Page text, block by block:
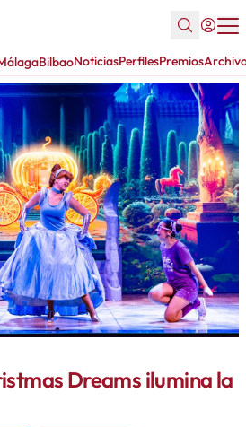
BilbaoNoticiasPerfilesPremios
Dreams ilumina la